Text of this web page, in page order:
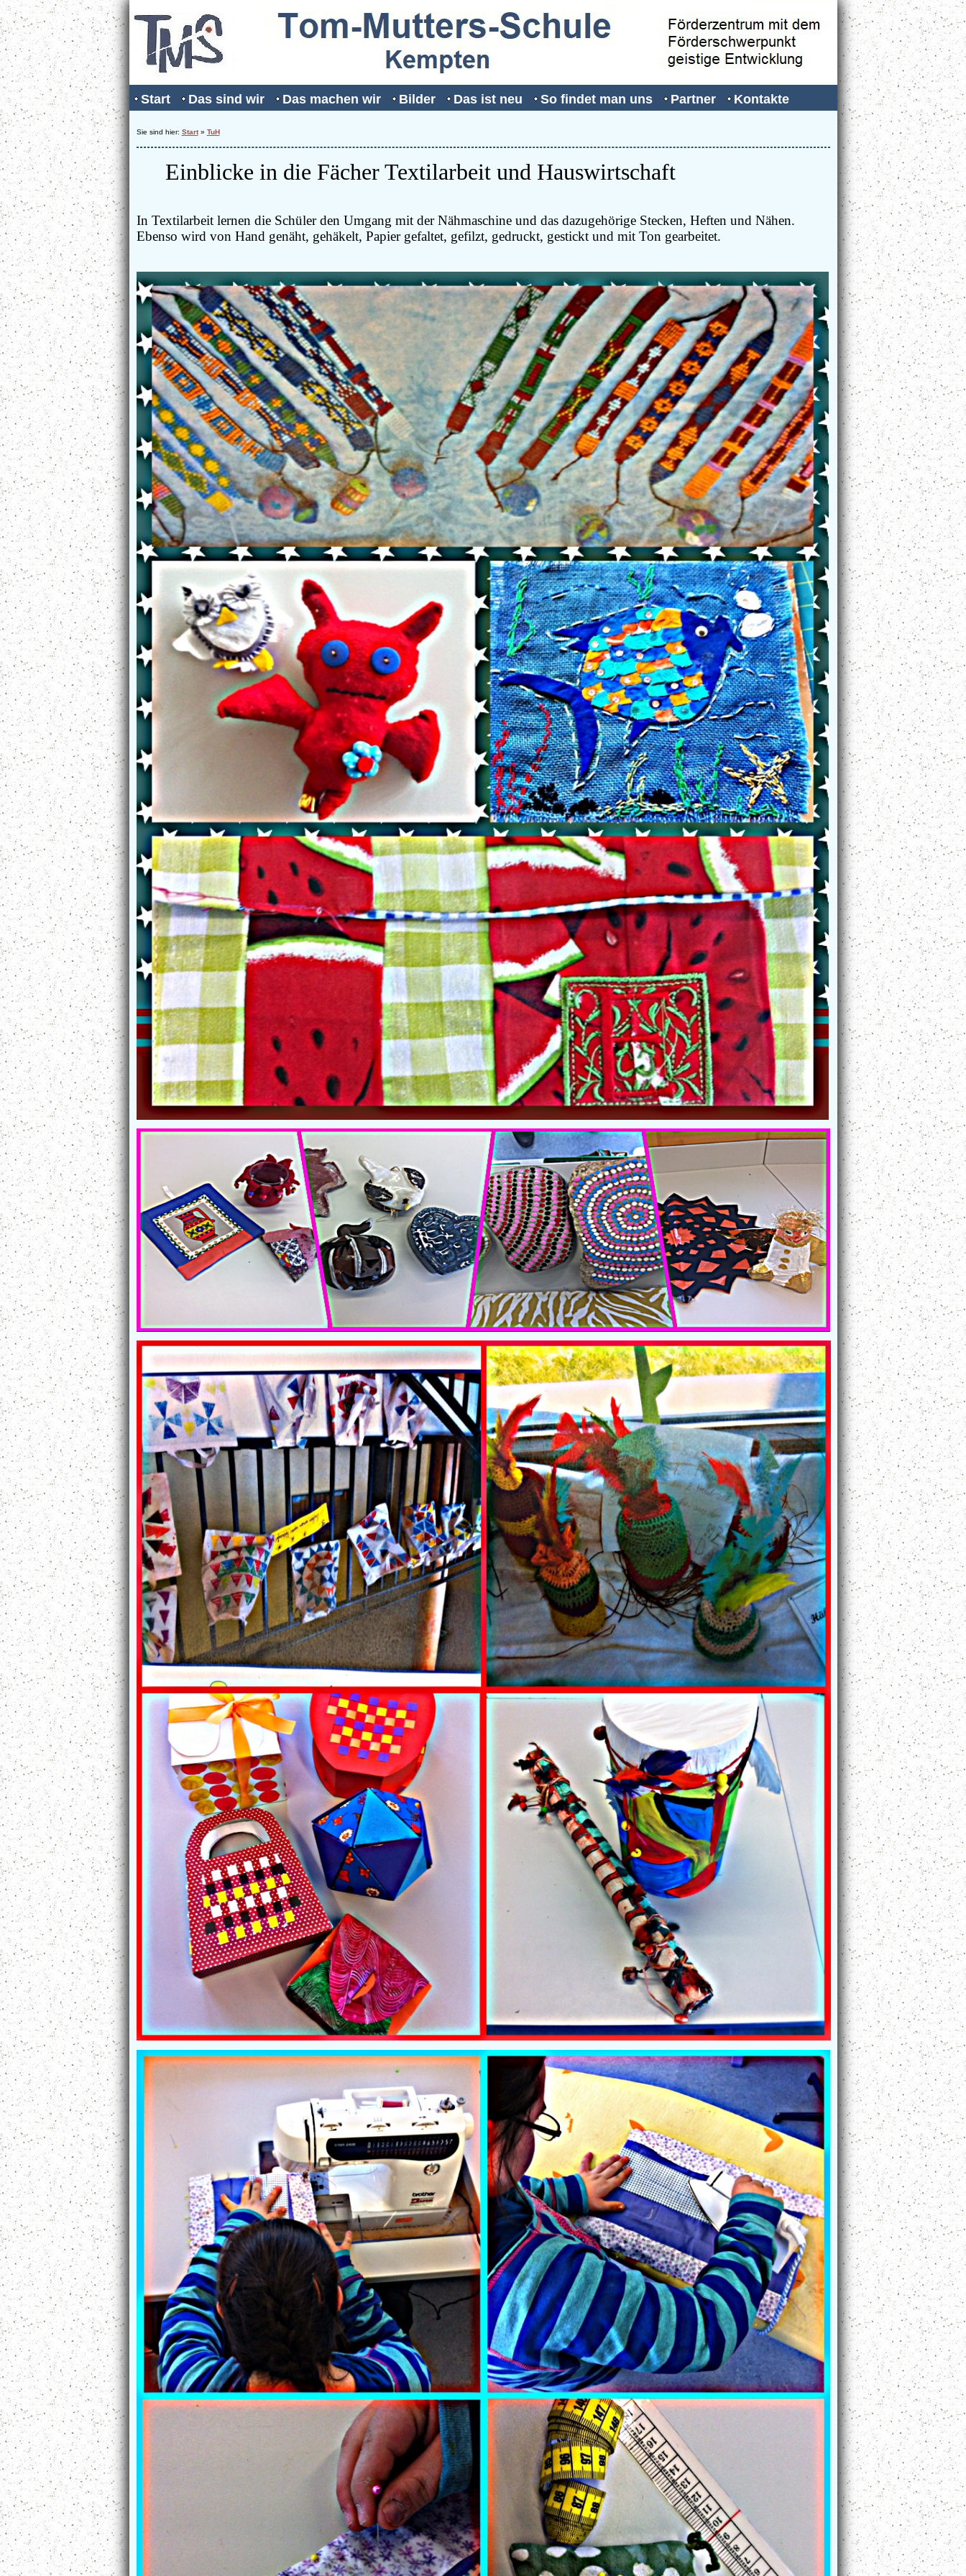
Start Das sind wir Das machen wir Bilder Das ist neu So findet man uns Partner Kontakte
Sie sind hier: Start» TuH
Einblicke in die Fächer Textilarbeit und Hauswirtschaft
In Textilarbeit lernen die Schüler den Umgang mit der Nähmaschine und das dazugehörige Stecken, Heften und Nähen.
Ebenso wird von Hand genäht, gehäkelt, Papier gefaltet, gefilzt, gedruckt, gestickt und mit Ton gearbeitet.